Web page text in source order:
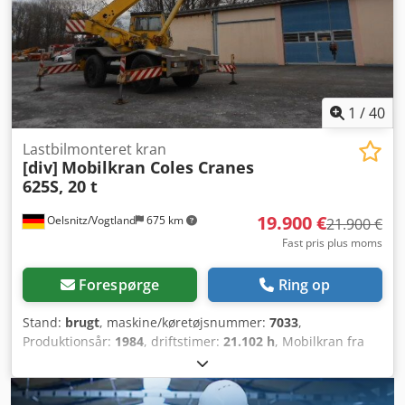
beskrivelse udgør ikke et bindende tilbud og kan
indeholde fejl; der gives ingen garanti for alle oplysninger.
1 /40
Oelsnitz/Vogtland 675 km
Lastbilmonteret kran
[div] Mobilkran Coles Cranes
625S, 20 t
19.900 €21.900 €
Fast pris plus moms
Forespørge Ring op
Stand: brugt, maskine/køretøjsnummer: 7033,
Produktionsår: 1984, driftstimer: 21.102 h, Mobilkran fra
producenten Coles Cranes Type 625S Årgang 1984, 21102
timer aflæst ifølge tæller, maks. løftekapacitet: 20000 kg
ved 3 m, 1700 kg løftekapacitet ved maks. udliggerlængde